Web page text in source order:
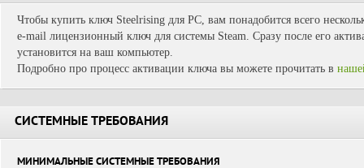
Чтобы купить ключ Steelrising для PC, вам понадобится всего
e-mail лицензионный ключ для системы Steam. Сразу после его
установится на ваш компьютер.
Подробно про процесс активации ключа вы можете прочитать в
СИСТЕМНЫЕ ТРЕБОВАНИЯ
МИНИМАЛЬНЫЕ СИСТЕМНЫЕ ТРЕБОВАНИЯ